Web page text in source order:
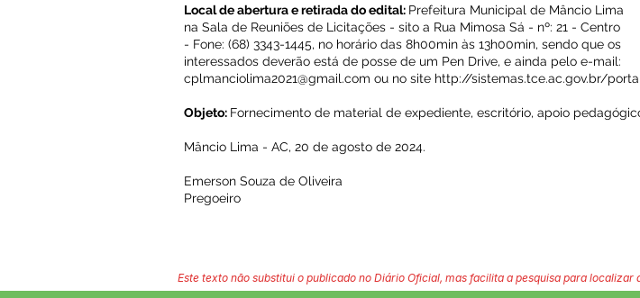
Local de abertura e retirada do edital: Prefeitura Municipal de Mâncio Lima
na Sala de Reuniões de Licitações - sito a Rua Mimosa Sá - nº: 21 - Centro
- Fone: (68) 3343-1445, no horário das 8h00min às 13h00min, sendo que os
interessados deverão está de posse de um Pen Drive, e ainda pelo e-mail:
cplmanciolima2021@gmail.com ou no site http://sistemas.tce.ac.gov.br/portal
Objeto: Fornecimento de material de expediente, escritório, apoio
Mâncio Lima - AC, 20 de agosto de 2024.
Emerson Souza de Oliveira
Pregoeiro
Este texto não substitui o publicado no Diário Oficial, mas facilita a pesquisa para localizar